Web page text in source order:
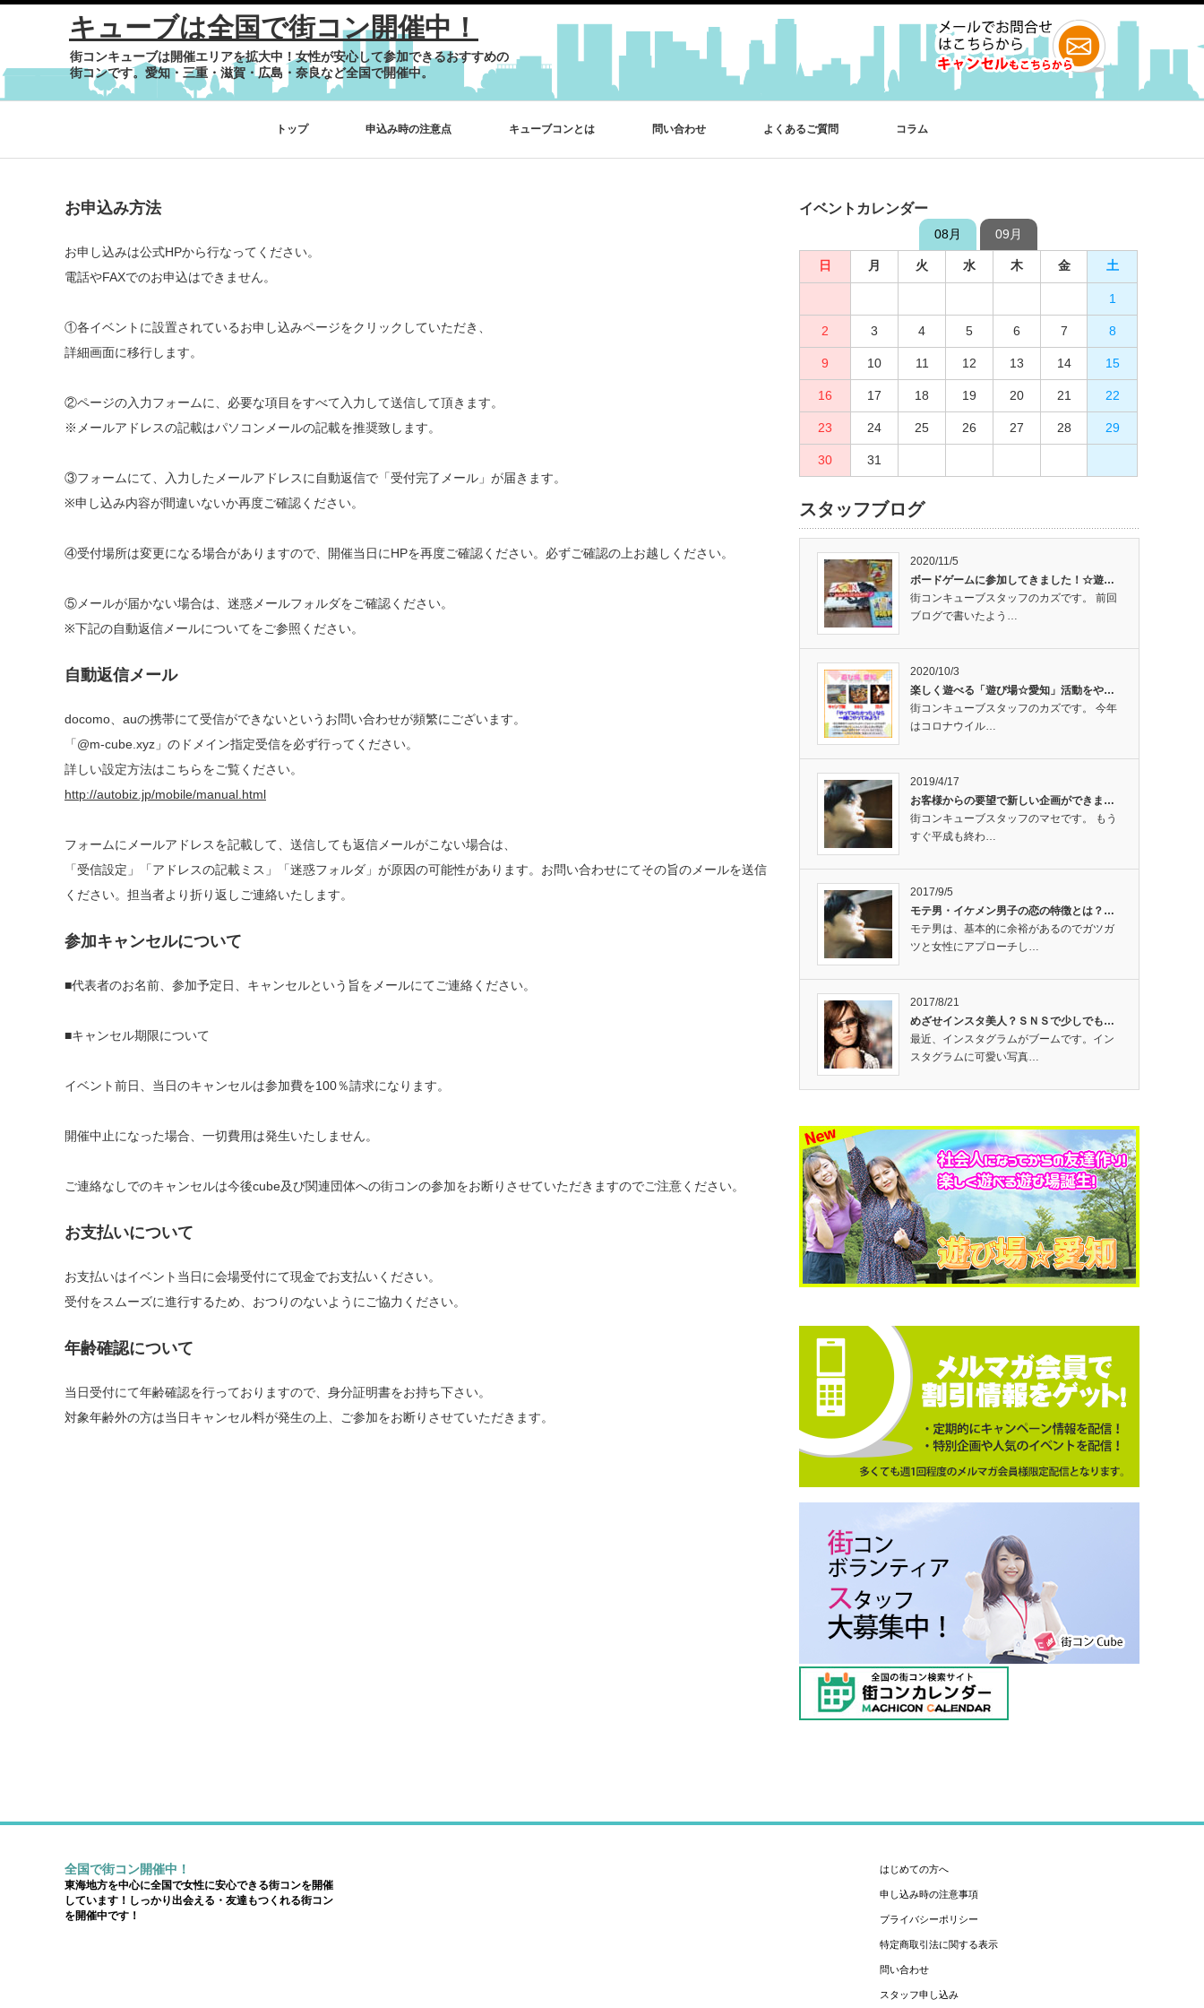
キューブは全国で街コン開催中！
街コンキューブは開催エリアを拡大中！女性が安心して参加できるおすすめの
街コンです。愛知・三重・滋賀・広島・奈良など全国で開催中。
トップ 申込み時の注意点 キューブコンとは 問い合わせ よくあるご質問 コラム
お申込み方法
お申し込みは公式HPから行なってください。
電話やFAXでのお申込はできません。
①各イベントに設置されているお申し込みページをクリックしていただき、
詳細画面に移行します。
②ページの入力フォームに、必要な項目をすべて入力して送信して頂きます。
※メールアドレスの記載はパソコンメールの記載を推奨致します。
③フォームにて、入力したメールアドレスに自動返信で「受付完了メール」が届きます。
※申し込み内容が間違いないか再度ご確認ください。
④受付場所は変更になる場合がありますので、開催当日にHPを再度ご確認ください。必ずご確認の上お越しください。
⑤メールが届かない場合は、迷惑メールフォルダをご確認ください。
※下記の自動返信メールについてをご参照ください。
自動返信メール
docomo、auの携帯にて受信ができないというお問い合わせが頻繁にございます。
「@m-cube.xyz」のドメイン指定受信を必ず行ってください。
詳しい設定方法はこちらをご覧ください。
http://autobiz.jp/mobile/manual.html
フォームにメールアドレスを記載して、送信しても返信メールがこない場合は、
「受信設定」「アドレスの記載ミス」「迷惑フォルダ」が原因の可能性があります。お問い合わせにてその旨のメールを送信
ください。担当者より折り返しご連絡いたします。
参加キャンセルについて
■代表者のお名前、参加予定日、キャンセルという旨をメールにてご連絡ください。
■キャンセル期限について
イベント前日、当日のキャンセルは参加費を100％請求になります。
開催中止になった場合、一切費用は発生いたしません。
ご連絡なしでのキャンセルは今後cube及び関連団体への街コンの参加をお断りさせていただきますのでご注意ください。
お支払いについて
お支払いはイベント当日に会場受付にて現金でお支払いください。
受付をスムーズに進行するため、おつりのないようにご協力ください。
年齢確認について
当日受付にて年齢確認を行っておりますので、身分証明書をお持ち下さい。
対象年齢外の方は当日キャンセル料が発生の上、ご参加をお断りさせていただきます。
イベントカレンダー
08月 09月
日 月 火 水 木 金 土
1
2 3 4 5 6 7 8
9 10 11 12 13 14 15
16 17 18 19 20 21 22
23 24 25 26 27 28 29
30 31
日 月 火 水 木 金 土
5
6 7 8 9 10 11 12
13 14 15 16 17 18 19
20 21 22 23 24 25 26
27 28 29 30
スタッフブログ
2020/11/5
ボードゲームに参加してきました！☆遊…
街コンキューブスタッフのカズです。 前回
ブログで書いたよう…
2020/10/3
楽しく遊べる「遊び場☆愛知」活動をや…
街コンキューブスタッフのカズです。 今年
はコロナウイル…
2019/4/17
お客様からの要望で新しい企画ができま…
街コンキューブスタッフのマセです。 もう
すぐ平成も終わ…
2017/9/5
モテ男・イケメン男子の恋の特徴とは？…
モテ男は、基本的に余裕があるのでガツガ
ツと女性にアプローチし…
2017/8/21
めざせインスタ美人？ＳＮＳで少しでも…
最近、インスタグラムがブームです。イン
スタグラムに可愛い写真…
全国で街コン開催中！
東海地方を中心に全国で女性に安心できる街コンを開催
しています！しっかり出会える・友達もつくれる街コン
を開催中です！
はじめての方へ
申し込み時の注意事項
プライバシーポリシー
特定商取引法に関する表示
問い合わせ
スタッフ申し込み